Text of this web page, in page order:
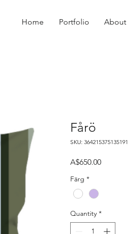
Home Portfolio About
Fårö
SKU: 364215375135191
A$650.00Price
Färg *
Quantity *